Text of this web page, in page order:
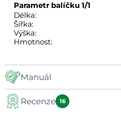
Parametr balíčku 1/1
Délka:
Šířka:
Výška:
Hmotnost:
Manuál
Manuál
Recenze 16